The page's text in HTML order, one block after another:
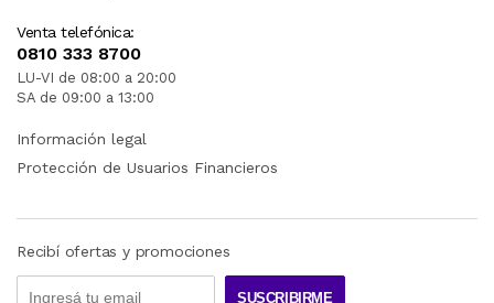
Venta telefónica:
0810 333 8700
LU-VI de 08:00 a 20:00
SA de 09:00 a 13:00
Información legal
Protección de Usuarios Financieros
Recibí ofertas y promociones
SUSCRIBIRME